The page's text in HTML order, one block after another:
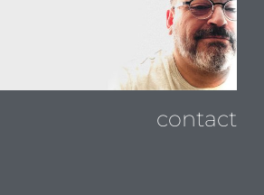
contact